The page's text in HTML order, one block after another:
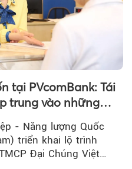
tại PVcomBank: Tái
trung vào những
- Năng lượng Quốc
triển khai lộ trình
Đại Chúng Việt